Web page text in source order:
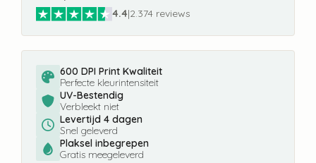
4.4|2.374 reviews
600 DPI Print Kwaliteit
Perfecte kleurintensiteit
UV-Bestendig
Verbleekt niet
Levertijd 4 dagen
Snel geleverd
Plaksel inbegrepen
Gratis meegeleverd